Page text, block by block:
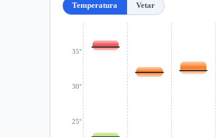
Temperatura Vetar
25°
30°
35°